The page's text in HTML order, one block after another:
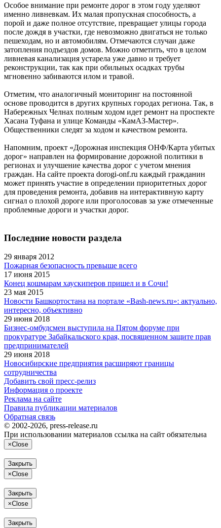
Особое внимание при ремонте дорог в этом году уделяют
именно ливневкам. Их малая пропускная способность, а
порой и даже полное отсутствие, превращает улицы города
после дождя в участки, где невозможно двигаться не только
пешеходам, но и автомобилям. Отмечаются случаи даже
затопления подъездов домов. Можно отметить, что в целом
ливневая канализация устарела уже давно и требует
реконструкции, так как при обильных осадках трубы
мгновенно забиваются илом и травой.
Отметим, что аналогичный мониторинг на постоянной
основе проводится в других крупных городах региона. Так, в
Набережных Челнах полным ходом идет ремонт на проспекте
Хасана Туфана и улице Команды «КамАЗ-Мастер».
Общественники следят за ходом и качеством ремонта.
Напомним, проект «Дорожная инспекция ОНФ/Карта убитых
дорог» направлен на формирование дорожной политики в
регионах и улучшение качества дорог с учетом мнения
граждан. На сайте проекта dorogi-onf.ru каждый гражданин
может принять участие в определении приоритетных дорог
для проведения ремонта, добавив на интерактивную карту
сигнал о плохой дороге или проголосовав за уже отмеченные
проблемные дороги и участки дорог.
Последние новости раздела
29 января 2012
Пожарная безопасность превыше всего
17 июня 2015
Конец кошмарам хаускиперов пришел и в Сочи!
23 мая 2015
Новости Башкортостана на портале «Bash-news.ru»: актуально,
интересно, объективно
29 июня 2018
Бизнес-омбудсмен выступила на Пятом форуме при
прокуратуре Забайкальского края, посвященном защите прав
предпринимателей
29 июня 2018
Новосибирские предприятия расширяют границы
сотрудничества
Добавить свой пресс-релиз
Информация о проекте
Реклама на сайте
Правила публикации материалов
Обратная связь
© 2002-2026, press-release.ru
При использовании материалов ссылка на сайт обязательна
×Close
Закрыть
×Close
Закрыть
×Close
Закрыть